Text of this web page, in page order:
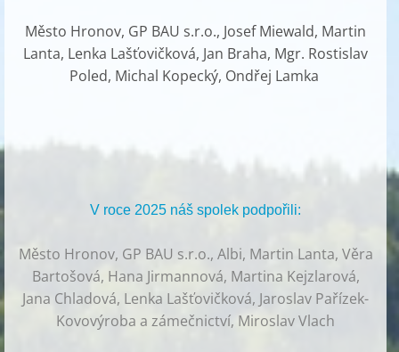
Město Hronov, GP BAU s.r.o., Josef Miewald, Martin
Lanta, Lenka Lašťovičková, Jan Braha, Mgr. Rostislav
Poled, Michal Kopecký, Ondřej Lamka
V roce 2025 náš spolek podpořili:
Město Hronov, GP BAU s.r.o., Albi, Martin Lanta, Věra
Bartošová, Hana Jirmannová, Martina Kejzlarová,
Jana Chladová, Lenka Lašťovičková, Jaroslav Pařízek-
Kovovýroba a zámečnictví, Miroslav Vlach